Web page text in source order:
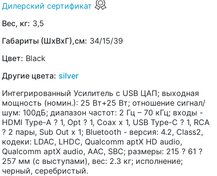
Дилерский сертификат
Вес, кг: 3,5
Габариты (ШхВхГ),см: 34/15/39
Цвет: Black
Другие цвета: silver
Интегрированный Усилитель с USB ЦАП; выходная
мощность (номин.): 25 Вт+25 Вт; отношение сигнал/
шум: 100дБ; диапазон частот: 2 Гц – 70 кГц; входы -
HDMI Type-A ? 1, Opt ? 1, Coax x 1, USB Type-C ? 1, RCA
? 2 пары, Sub Out x 1; Bluetooth - версия: 4.2, Class2,
кодеки: LDAC, LHDC, Qualcomm aptX HD audio,
Qualcomm aptX audio, AAC, SBC; размеры: 215 ? 61 ?
257 мм (с выступами), вес: 2.3 кг; исполнение;
черный, серебристый.